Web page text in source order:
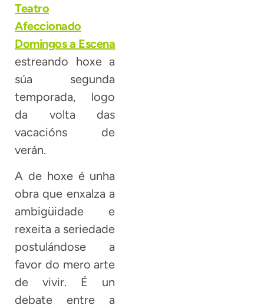
Teatro
Afeccionado
Domingos a Escena
estreando hoxe a
súa segunda
temporada, logo
da volta das
vacacións de
verán.
A de hoxe é unha
obra que enxalza a
ambigüidade e
rexeita a seriedade
postulándose a
favor do mero arte
de vivir. É un
debate entre a